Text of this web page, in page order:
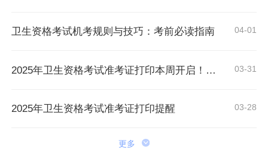
​卫生资格考试机考规则与技巧：考前必读指南 04-01
2025年卫生资格考试准考证打印本周开启！附详细操作流程及常见问题解答 03-31
2025年卫生资格考试准考证打印提醒 03-28
更多